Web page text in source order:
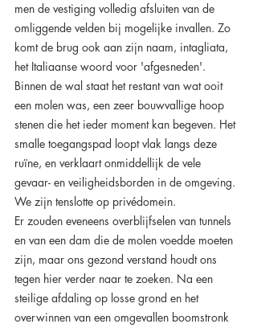
men de vestiging volledig afsluiten van de
omliggende velden bij mogelijke invallen. Zo
komt de brug ook aan zijn naam, intagliata,
het Italiaanse woord voor 'afgesneden'.
Binnen de wal staat het restant van wat ooit
een molen was, een zeer bouwvallige hoop
stenen die het ieder moment kan begeven. Het
smalle toegangspad loopt vlak langs deze
ruïne, en verklaart onmiddellijk de vele
gevaar- en veiligheidsborden in de omgeving.
We zijn tenslotte op privédomein.
Er zouden eveneens overblijfselen van tunnels
en van een dam die de molen voedde moeten
zijn, maar ons gezond verstand houdt ons
tegen hier verder naar te zoeken. Na een
steilige afdaling op losse grond en het
overwinnen van een omgevallen boomstronk